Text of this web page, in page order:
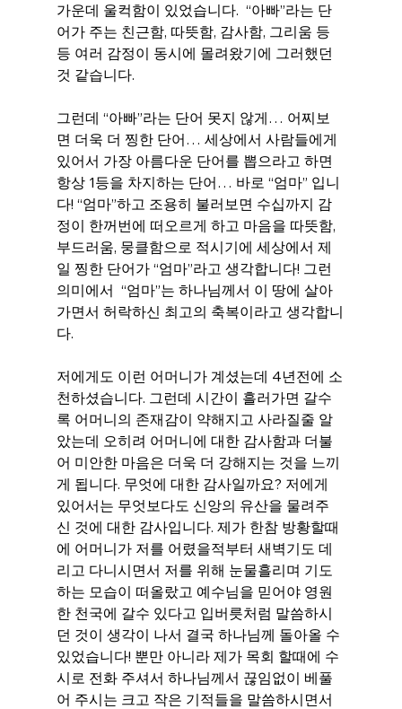
가운데 울컥함이 있었습니다.  “아빠”라는 단
어가 주는 친근함, 따뜻함, 감사함, 그리움 등
등 여러 감정이 동시에 몰려왔기에 그러했던
것 같습니다.
그런데 “아빠”라는 단어 못지 않게… 어찌보
면 더욱 더 찡한 단어… 세상에서 사람들에게
있어서 가장 아름다운 단어를 뽑으라고 하면
항상 1등을 차지하는 단어… 바로 “엄마” 입니
다! “엄마”하고 조용히 불러보면 수십까지 감
정이 한꺼번에 떠오르게 하고 마음을 따뜻함,
부드러움, 뭉클함으로 적시기에 세상에서 제
일 찡한 단어가 “엄마”라고 생각합니다! 그런
의미에서  “엄마”는 하나님께서 이 땅에 살아
가면서 허락하신 최고의 축복이라고 생각합니
다.
저에게도 이런 어머니가 계셨는데 4년전에 소
천하셨습니다. 그런데 시간이 흘러가면 갈수
록 어머니의 존재감이 약해지고 사라질줄 알
았는데 오히려 어머니에 대한 감사함과 더불
어 미안한 마음은 더욱 더 강해지는 것을 느끼
게 됩니다. 무엇에 대한 감사일까요? 저에게
있어서는 무엇보다도 신앙의 유산을 물려주
신 것에 대한 감사입니다. 제가 한참 방황할때
에 어머니가 저를 어렸을적부터 새벽기도 데
리고 다니시면서 저를 위해 눈물흘리며 기도
하는 모습이 떠올랐고 예수님을 믿어야 영원
한 천국에 갈수 있다고 입버릇처럼 말씀하시
던 것이 생각이 나서 결국 하나님께 돌아올 수
있었습니다! 뿐만 아니라 제가 목회 할때에 수
시로 전화 주셔서 하나님께서 끊임없이 베풀
어 주시는 크고 작은 기적들을 말씀하시면서